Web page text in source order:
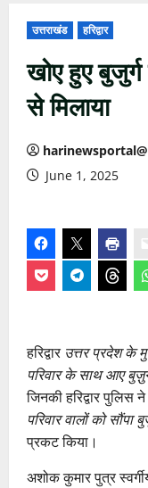
उत्तराखंड हरिद्वार
खोए हुए बुजुर्ग
से मिलाया
June 1, 2025
हरिद्वार उत्तर प्रदेश के
परिवार के साथ आए
जिनकी हरिद्वार पुलिस
परिवार वालों को सौंपा
प्रकट किया।
अशोक कुमार पुत्र